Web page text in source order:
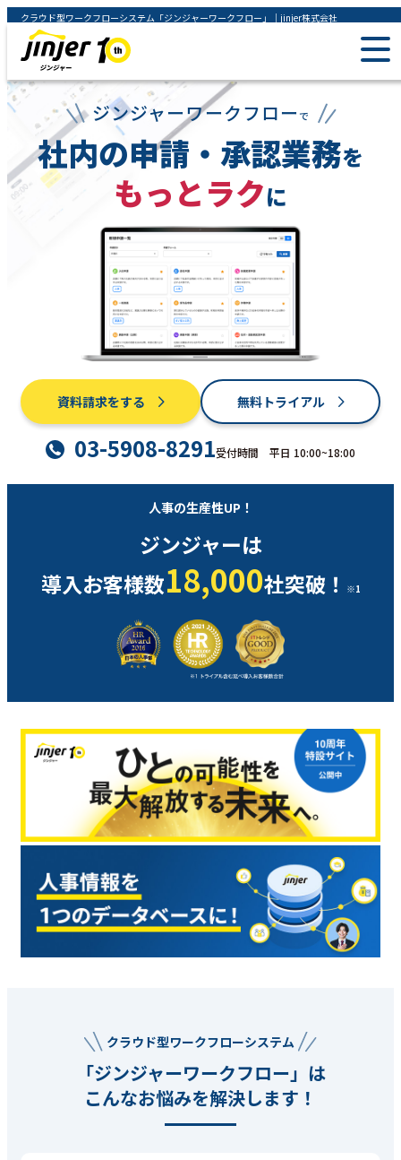
クラウド型ワークフローシステム「ジンジャーワークフロー」｜jinjer株式会社
ジンジャーワークフロー で
社内の申請・承認業務を
もっとラクに
資料請求をする 無料トライアル
03-5908-8291受付時間 平日 10:00~18:00
人事の生産性UP！
ジンジャーは
導入お客様数18,000社突破！ ※1
クラウド型ワークフローシステム
「ジンジャーワークフロー」は
こんなお悩みを解決します！